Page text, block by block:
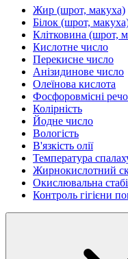
Жир (шрот, макуха)
Білок (шрот,
Клітковина (шрот,
Кислотне число
Перекисне число
Анізидинове число
Олеїнова кислота
Фосфоровмісні
Колірність
Йодне число
Вологість
В'язкість олії
Температура
Жирнокислотний
Окислювальна
Контроль гігієни